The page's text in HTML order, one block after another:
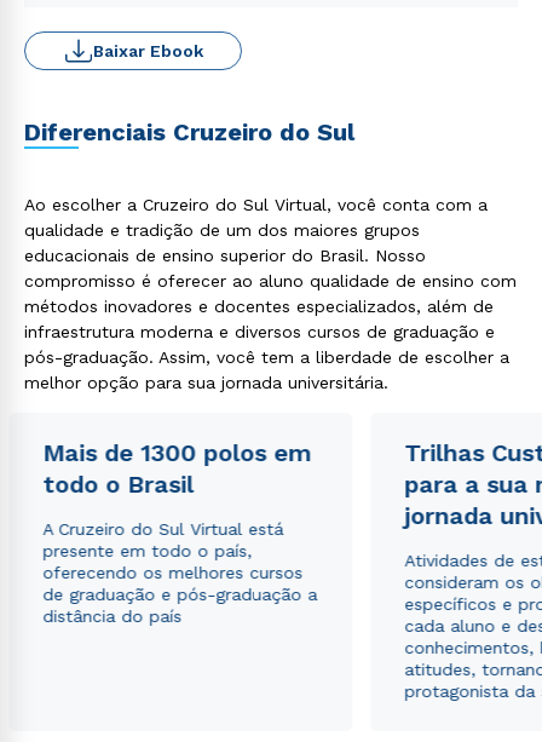
Baixar Ebook
Diferenciais Cruzeiro do Sul
Ao escolher a Cruzeiro do Sul Virtual, você conta com a
qualidade e tradição de um dos maiores grupos
educacionais de ensino superior do Brasil. Nosso
compromisso é oferecer ao aluno qualidade de ensino com
métodos inovadores e docentes especializados, além de
infraestrutura moderna e diversos cursos de graduação e
pós-graduação. Assim, você tem a liberdade de escolher a
melhor opção para sua jornada universitária.
Mais de 1300 polos em
todo o Brasil
A Cruzeiro do Sul Virtual está
presente em todo o país,
oferecendo os melhores cursos
de graduação e pós-graduação a
distância do país
Trilhas
para a sua
jornada
Atividades de
consideram os
específicos e
cada aluno e
conhecimentos,
atitudes,
protagonista da